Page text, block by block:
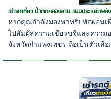
เช่ารถเที่ยว น้ำตกคลองลาน แบบประหยัดพลั
หากคุณกำลังมองหาทริปพักผ่อนเ
ไปสัมผัสความเขียวขจีและความ
จังหวัดกำแพงเพชร ถือเป็นตัวเลื